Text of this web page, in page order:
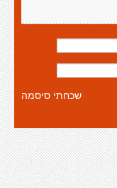
שכחתי סיסמה